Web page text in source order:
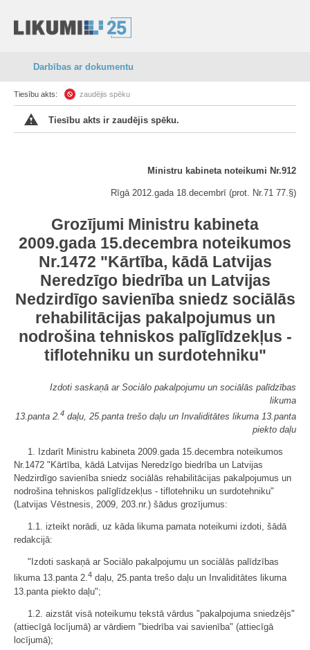
Darbības ar dokumentu
Tiesību akts: zaudējis spēku
Tiesību akts ir zaudējis spēku.
Ministru kabineta noteikumi Nr.912
Rīgā 2012.gada 18.decembrī (prot. Nr.71 77.§)
Grozījumi Ministru kabineta
2009.gada 15.decembra noteikumos
Nr.1472 "Kārtība, kādā Latvijas
Neredzīgo biedrība un Latvijas
Nedzirdīgo savienība sniedz sociālās
rehabilitācijas pakalpojumus un
nodrošina tehniskos palīglīdzekļus -
tiflotehniku un surdotehniku"
Izdoti saskaņā ar Sociālo pakalpojumu un sociālās palīdzības
likuma
13.panta 2.4 daļu, 25.panta trešo daļu un Invaliditātes likuma 13.panta
piekto daļu
1. Izdarīt Ministru kabineta 2009.gada 15.decembra noteikumos
Nr.1472 "Kārtība, kādā Latvijas Neredzīgo biedrība un Latvijas
Nedzirdīgo savienība sniedz sociālās rehabilitācijas pakalpojumus un
nodrošina tehniskos palīglīdzekļus - tiflotehniku un surdotehniku"
(Latvijas Vēstnesis, 2009, 203.nr.) šādus grozījumus:
1.1. izteikt norādi, uz kāda likuma pamata noteikumi izdoti, šādā
redakcijā:
"Izdoti saskaņā ar Sociālo pakalpojumu un sociālās palīdzības
likuma 13.panta 2.4 daļu, 25.panta trešo daļu un Invaliditātes likuma
13.panta piekto daļu";
1.2. aizstāt visā noteikumu tekstā vārdus "pakalpojuma sniedzējs"
(attiecīgā locījumā) ar vārdiem "biedrība vai savienība" (attiecīgā
locījumā);